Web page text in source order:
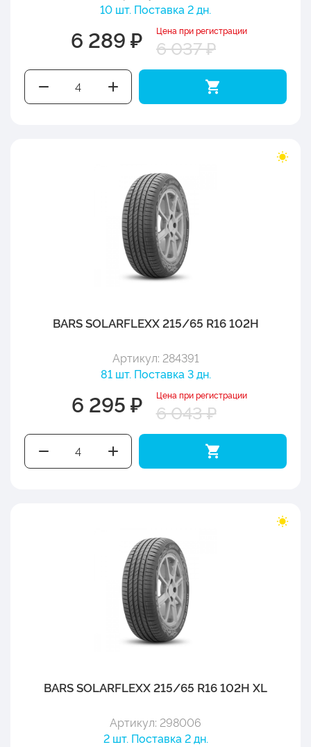
10 шт. Поставка 2 дн.
6 289 ₽ Цена при регистрации
6 037 ₽
BARS SOLARFLEXX 215/65 R16 102H
Артикул: 284391
81 шт. Поставка 3 дн.
6 295 ₽ Цена при регистрации
6 043 ₽
BARS SOLARFLEXX 215/65 R16 102H XL
Артикул: 298006
2 шт. Поставка 2 дн.